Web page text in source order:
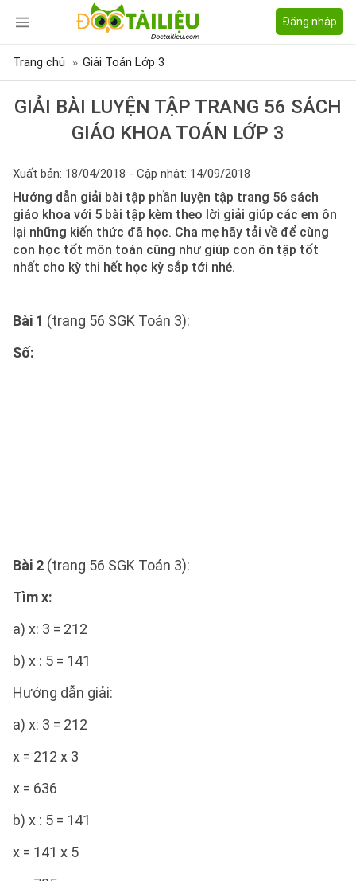
Đăng nhập
Trang chủ Giải Toán Lớp 3
GIẢI BÀI LUYỆN TẬP TRANG 56 SÁCH
GIÁO KHOA TOÁN LỚP 3
Xuất bản: 18/04/2018 - Cập nhật: 14/09/2018
Hướng dẫn giải bài tập phần luyện tập trang 56 sách
giáo khoa với 5 bài tập kèm theo lời giải giúp các em ôn
lại những kiến thức đã học. Cha mẹ hãy tải về để cùng
con học tốt môn toán cũng như giúp con ôn tập tốt
nhất cho kỳ thi hết học kỳ sắp tới nhé.
Bài 1 (trang 56 SGK Toán 3):
Số:
Bài 2 (trang 56 SGK Toán 3):
Tìm x:
a) x: 3 = 212
b) x : 5 = 141
Hướng dẫn giải:
a) x: 3 = 212
x = 212 x 3
x = 636
b) x : 5 = 141
x = 141 x 5